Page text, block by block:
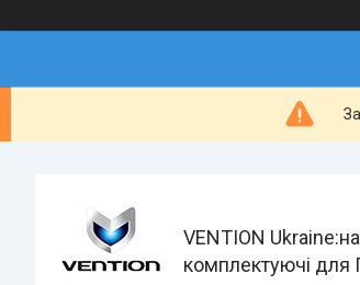
VENTION
комплектуючі для